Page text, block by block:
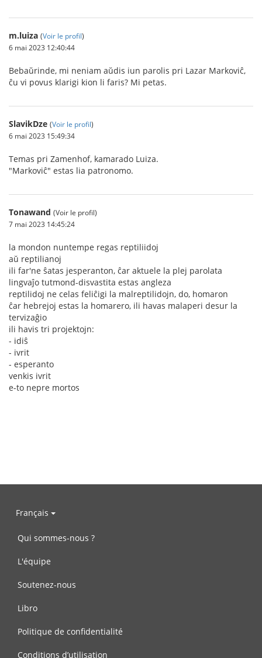
m.luiza (Voir le profil)
6 mai 2023 12:40:44
Bebaŭrinde, mi neniam aŭdis iun parolis pri Lazar Markoviĉ,
ĉu vi povus klarigi kion li faris? Mi petas.
SlavikDze (Voir le profil)
6 mai 2023 15:49:34
Temas pri Zamenhof, kamarado Luiza.
"Markoviĉ" estas lia patronomo.
Tonawand (Voir le profil)
7 mai 2023 14:45:24
la mondon nuntempe regas reptiliidoj
aŭ reptilianoj
ili far'ne ŝatas jesperanton, ĉar aktuele la plej parolata
lingvaĵo tutmond-disvastita estas angleza
reptilidoj ne celas feliĉigi la malreptilidojn, do, homaron
ĉar hebrejoj estas la homarero, ili havas malaperi desur la
tervizaĝio
ili havis tri projektojn:
- idiŝ
- ivrit
- esperanto
venkis ivrit
e-to nepre mortos
Français
Qui sommes-nous ?
L'équipe
Soutenez-nous
Libro
Politique de confidentialité
Conditions d’utilisation